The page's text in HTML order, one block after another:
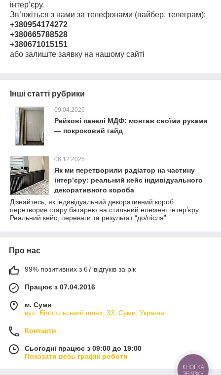
інтер’єру.
Зв’яжіться з нами за телефонами (вайбер, телеграм):
+380954174272
+380665788528
+380671015151
або залиште заявку на нашому сайті
Інші статті рубрики
09.04.2026
Рейкові панелі МДФ: монтаж своїми руками
— покроковий гайд
06.12.2025
Як ми перетворили радіатор на частину
інтер’єру: реальний кейс індивідуального
декоративного короба
Дізнайтесь, як індивідуальний декоративний короб
перетворив стару батарею на стильний елемент інтер’єру.
Реальний кейс, переваги та результат “до/після”.
Про нас
99% позитивних з 67 відгуків за рік
Працює з 07.04.2016
м. Суми
вул. Білопільський шлях, 33, Суми, Україна
Контакти
Сьогодні працює з 09:00 до 19:00
Показати весь графік роботи
КНОПКА